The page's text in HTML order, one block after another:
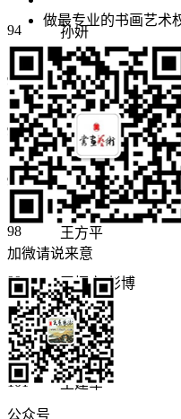
94 孙妍
95 孙永利
96 唐愚程
97 王大壮
98 王方平
99 王恒立 彭博
100 王洪兴
101 王建军
做最专业的书画艺术
加微请说来意
公众号